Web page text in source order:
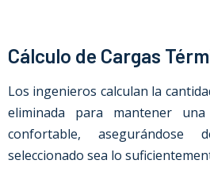
Cálculo de Cargas
Los ingenieros calculan la
eliminada para mantener
confortable,
seleccionado sea lo